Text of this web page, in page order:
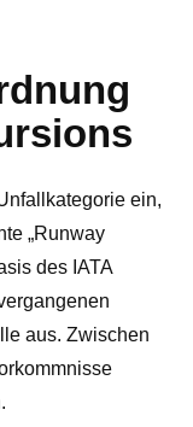
ein,
„Runway
des IATA
aus. Zwischen